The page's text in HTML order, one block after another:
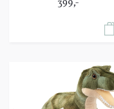
399,-